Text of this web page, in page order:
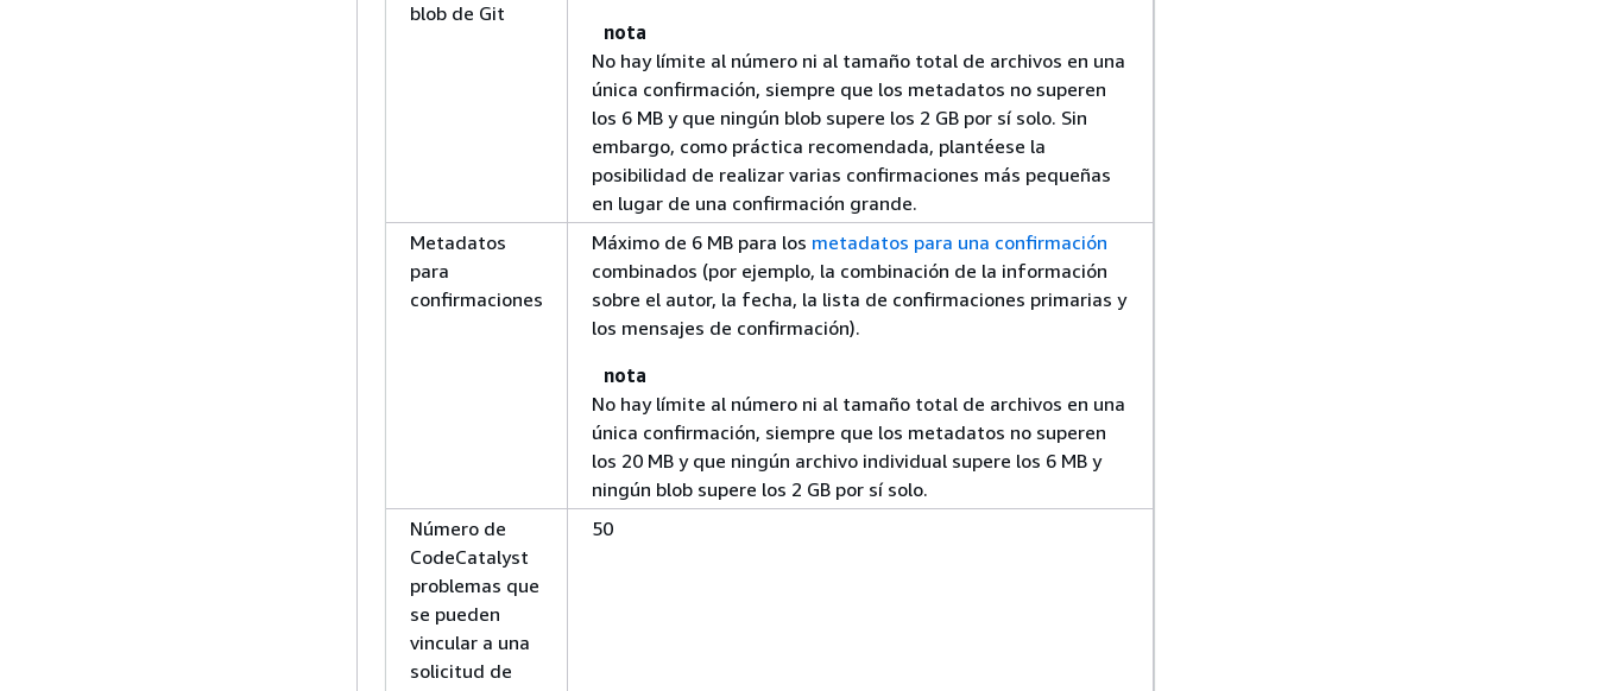
blob de Git
nota
No hay límite al número ni al tamaño total de archivos en una
única confirmación, siempre que los metadatos no superen
los 6 MB y que ningún blob supere los 2 GB por sí solo. Sin
embargo, como práctica recomendada, plantéese la
posibilidad de realizar varias confirmaciones más pequeñas
en lugar de una confirmación grande.
Metadatos
para
confirmaciones
Máximo de 6 MB para los metadatos para una confirmación
combinados (por ejemplo, la combinación de la información
sobre el autor, la fecha, la lista de confirmaciones primarias y
los mensajes de confirmación).
nota
No hay límite al número ni al tamaño total de archivos en una
única confirmación, siempre que los metadatos no superen
los 20 MB y que ningún archivo individual supere los 6 MB y
ningún blob supere los 2 GB por sí solo.
Número de
CodeCatalyst
problemas que
se pueden
vincular a una
solicitud de
50